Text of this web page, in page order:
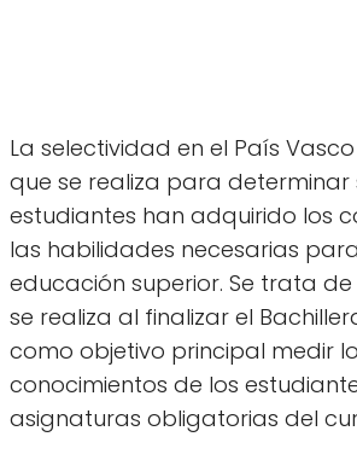
La selectividad en el País
que se realiza para determinar
estudiantes han adquirido los
las habilidades necesarias
educación superior. Se trata
se realiza al finalizar el
como objetivo principal medir
conocimientos de los
asignaturas obligatorias del